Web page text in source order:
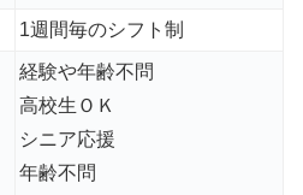
1週間毎のシフト制
経験や年齢不問
高校生ＯＫ
シニア応援
年齢不問